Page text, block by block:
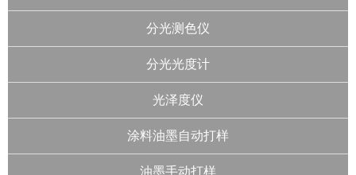
分光测色仪
分光光度计
光泽度仪
涂料油墨自动打样
油墨手动打样